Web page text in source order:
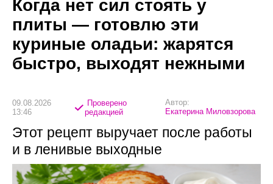
Когда нет сил стоять у
плиты — готовлю эти
куриные оладьи: жарятся
быстро, выходят нежными
09.08.2026
13:46
Проверено
редакцией
Автор:
Екатерина Миловзорова
Этот рецепт выручает после работы
и в ленивые выходные